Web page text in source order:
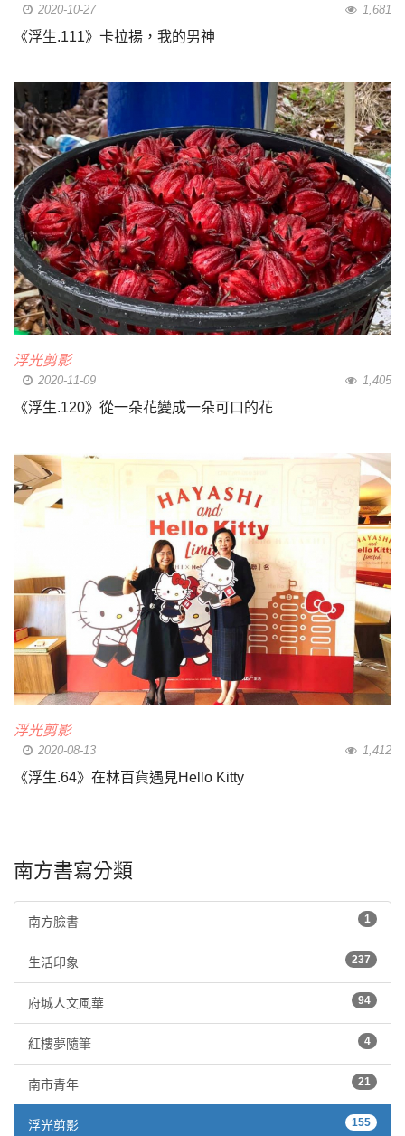
2020-10-27 1,681
《浮生.111》卡拉揚，我的男神
浮光剪影
2020-11-09 1,405
《浮生.120》從一朵花變成一朵可口的花
浮光剪影
2020-08-13 1,412
《浮生.64》在林百貨遇見Hello Kitty
南方書寫分類
南方臉書 1
生活印象 237
府城人文風華 94
紅樓夢隨筆 4
南市青年 21
浮光剪影 155